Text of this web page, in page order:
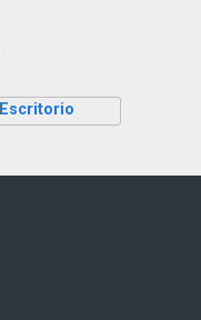
Escritorio